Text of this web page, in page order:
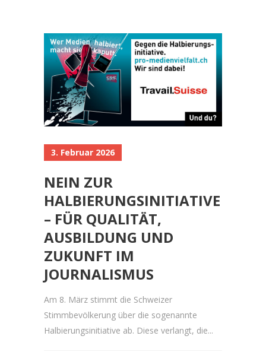
3. Februar 2026
NEIN ZUR
HALBIERUNGSINITIATIVE
– FÜR QUALITÄT,
AUSBILDUNG UND
ZUKUNFT IM
JOURNALISMUS
Am 8. März stimmt die Schweizer
Stimmbevölkerung über die sogenannte
Halbierungsinitiative ab. Diese verlangt, die...